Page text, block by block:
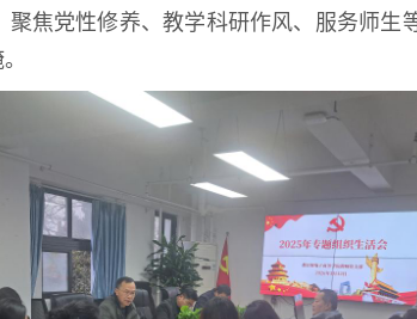
焦党性修养、教学科研作风、服务师生